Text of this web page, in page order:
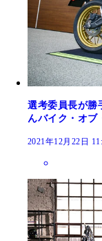
選考委員長が
んバイク・オブ
2021年12月22日